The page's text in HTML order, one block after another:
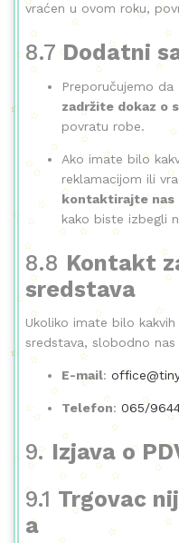
vraćen u ovom roku,
8.7Dodatni
Preporučujemo da
zadržite dokaz o
povratu robe.
Ako imate bilo
reklamacijom ili
kontaktirajte nas
kako biste izbegli
8.8 Kontakt
sredstava
Ukoliko imate bilo
sredstava, slobodno
E-mail:
Telefon: 065/
9. Izjava o
9.1 Trgovac
a